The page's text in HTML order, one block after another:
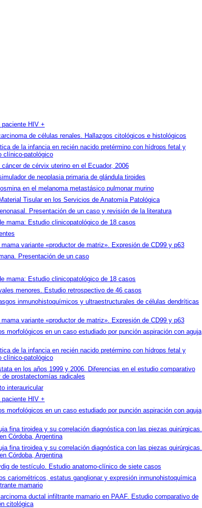
paciente HIV +
de células renales. Hallazgos citológicos e histológicos
de la infancia en recién nacido pretérmino con hídrops fetal y
clínico-patológico
de cérvix uterino en el Ecuador, 2006
de neoplasia primaria de glándula tiroides
en el melanoma metastásico pulmonar murino
Tisular en los Servicios de Anatomía Patológica
Presentación de un caso y revisión de la literatura
mama: Estudio clinicopatológico de 18 casos
variante «productor de matriz». Expresión de CD99 y p63
Presentación de un caso
mama: Estudio clinicopatológico de 18 casos
menores. Estudio retrospectivo de 46 casos
inmunohistoquímicos y ultraestructurales de células dendríticas
variante «productor de matriz». Expresión de CD99 y p63
morfológicos en un caso estudiado por punción aspiración con aguja
de la infancia en recién nacido pretérmino con hídrops fetal y
clínico-patológico
en los años 1999 y 2006. Diferencias en el estudio comparativo
prostatectomías radicales
interauricular
paciente HIV +
morfológicos en un caso estudiado por punción aspiración con aguja
fina tiroidea y su correlación diagnóstica con las piezas quirúrgicas.
Córdoba, Argentina
fina tiroidea y su correlación diagnóstica con las piezas quirúrgicas.
Córdoba, Argentina
de testículo. Estudio anatomo-clínico de siete casos
cariométricos, estatus ganglionar y expresión inmunohistoquímica
mamario
ductal infiltrante mamario en PAAF. Estudio comparativo de
citológica